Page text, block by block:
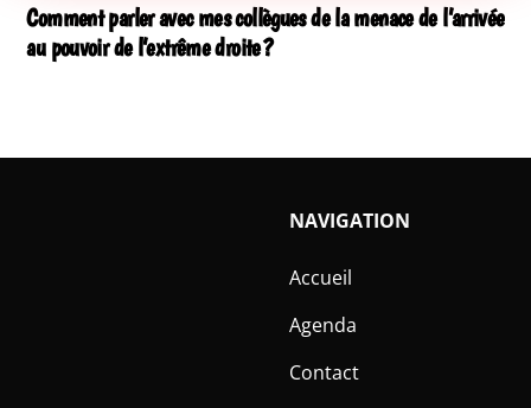
Comment parler avec mes collègues de la menace de l’arrivée
au pouvoir de l’extrême droite ?
NAVIGATION
Accueil
Agenda
Contact